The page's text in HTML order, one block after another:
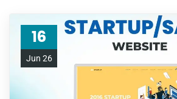
16
Jun 26